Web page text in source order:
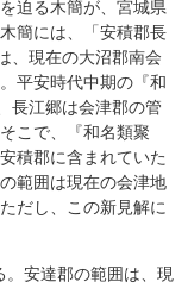
迫る木簡が、宮城県
簡には、「安積郡長
、現在の大沼郡南会
平安時代中期の『和
長江郷は会津郡の管
こで、『和名類聚
積郡に含まれていた
範囲は現在の会津地
だし、この新見解に
。安達郡の範囲は、現